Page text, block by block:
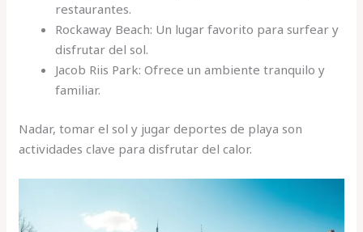
restaurantes.
Rockaway Beach: Un lugar favorito para surfear y
disfrutar del sol.
Jacob Riis Park: Ofrece un ambiente tranquilo y
familiar.
Nadar, tomar el sol y jugar deportes de playa son
actividades clave para disfrutar del calor.